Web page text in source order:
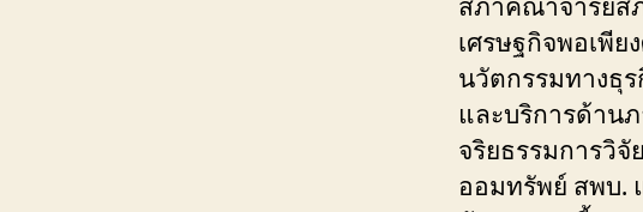
สภาคณาจารย์ส
เศรษฐกิจพอเพี
นวัตกรรมทางธุ
และบริการด้าน
จริยธรรมการวิ
ออมทรัพย์ สพบ.